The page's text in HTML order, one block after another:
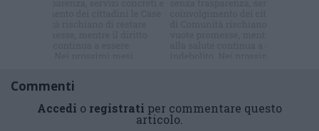
Commenti
Accedi o registrati per commentare questo
articolo.